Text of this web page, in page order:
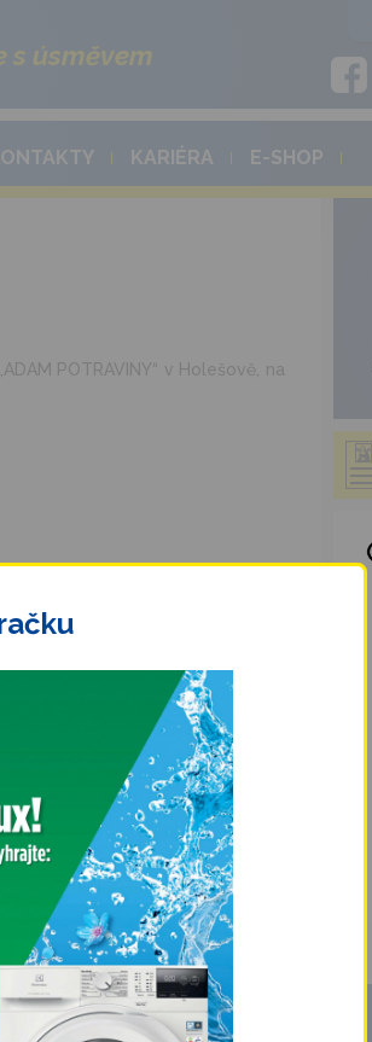
s úsměvem
KARIÉRA E-SHOP
POTRAVINY“ v Holešově, na